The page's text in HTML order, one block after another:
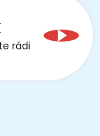
rádi